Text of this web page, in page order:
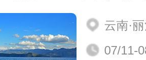
云南·
07/11-